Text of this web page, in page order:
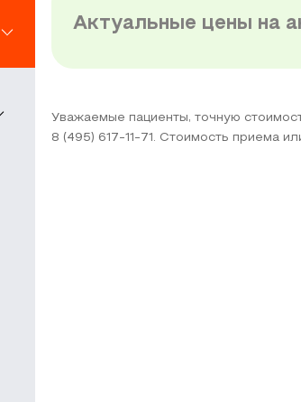
Актуальные цены на
Уважаемые пациенты, точную
8 (495) 617-11-71. Стоимость приема